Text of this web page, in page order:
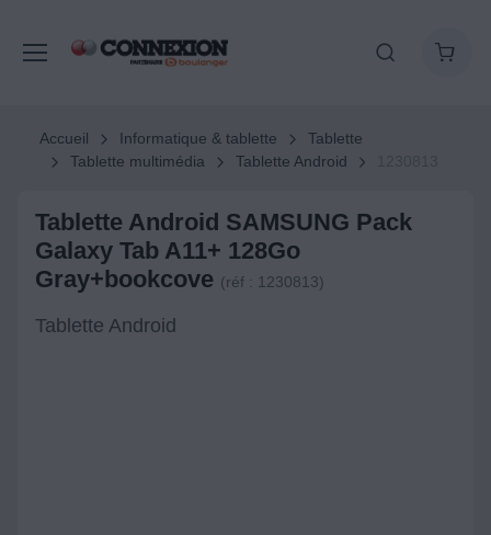
Accueil Informatique & tablette
Tablette
Tablette multimédia
Tablette Android
Tablette Android SAMSUNG Pack
Galaxy Tab A11+ 128Go
Gray+bookcove (réf : 1230813)
Tablette Android